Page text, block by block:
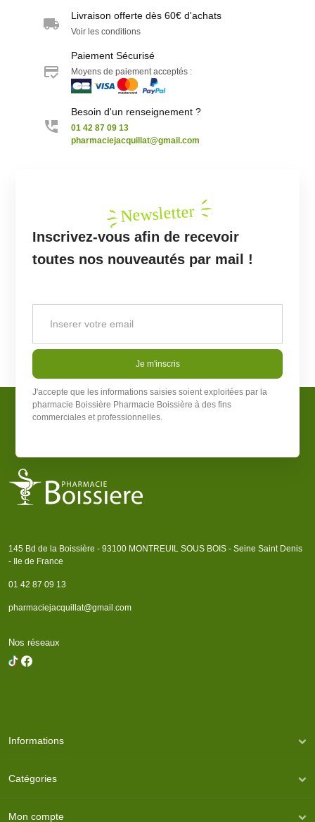
Livraison offerte dès 60€ d'achats
Voir les conditions
Paiement Sécurisé
Moyens de paiement acceptés :
Besoin d'un renseignement ?
01 42 87 09 13
pharmaciejacquillat@gmail.com
Newsletter
Inscrivez-vous afin de recevoir
toutes nos nouveautés par mail !
Je m'inscris
J'accepte que les informations saisies soient exploitées par la
pharmacie Boissière Pharmacie Boissière à des fins
commerciales et professionnelles.
145 Bd de la Boissière - 93100 MONTREUIL SOUS BOIS - Seine Saint Denis
- Ile de France
01 42 87 09 13
pharmaciejacquillat@gmail.com
Nos réseaux
Informations
Catégories
Mon compte